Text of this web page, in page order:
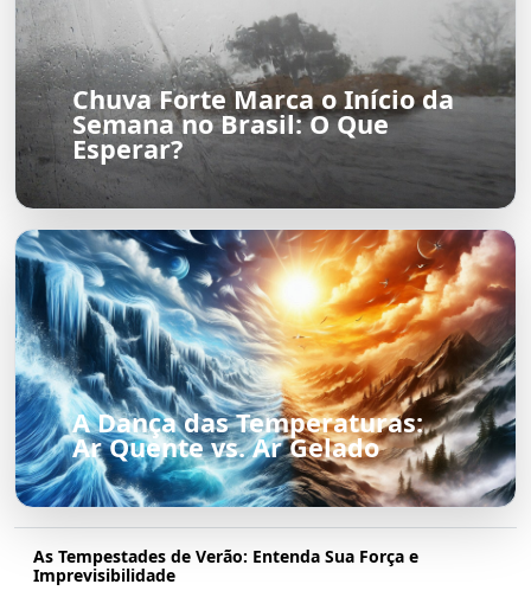
Chuva Forte Marca o Início da
Semana no Brasil: O Que
Esperar?
A Dança das Temperaturas:
Ar Quente vs. Ar Gelado
As Tempestades de Verão: Entenda Sua Força e
Imprevisibilidade